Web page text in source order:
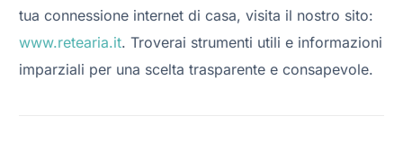
tua connessione internet di casa, visita il nostro sito:
www.retearia.it. Troverai strumenti utili e informazioni
imparziali per una scelta trasparente e consapevole.